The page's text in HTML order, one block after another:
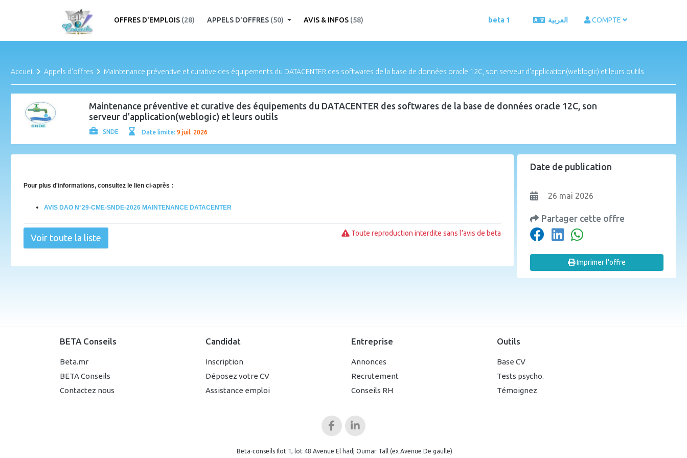
OFFRES D'EMPLOIS (28) APPELS D'OFFRES (50) AVIS & INFOS (58) beta 1 العربية COMPTE
Accueil Appels d'offres Maintenance préventive et curative des équipements du DATACENTER des softwares de la base de données oracle 12C, son serveur d'application(weblogic) et leurs outils
Maintenance préventive et curative des équipements du DATACENTER des softwares de la base de données oracle 12C, son
serveur d'application(weblogic) et leurs outils
SNDE Date limite: 9 juil. 2026
Pour plus d'informations, consultez le lien ci-après :
AVIS DAO N°29-CME-SNDE-2026 MAINTENANCE DATACENTER
Voir toute la liste Toute reproduction interdite sans l’avis de beta
Date de publication
26 mai 2026
Partager cette offre
Imprimer l'offre
BETA Conseils
Beta.mr
BETA Conseils
Contactez nous
Candidat
Inscription
Déposez votre CV
Assistance emploi
Entreprise
Annonces
Recrutement
Conseils RH
Outils
Base CV
Tests psycho.
Témoignez
Beta-conseils Ilot T, lot 48 Avenue El hadj Oumar Tall (ex Avenue De gaulle)